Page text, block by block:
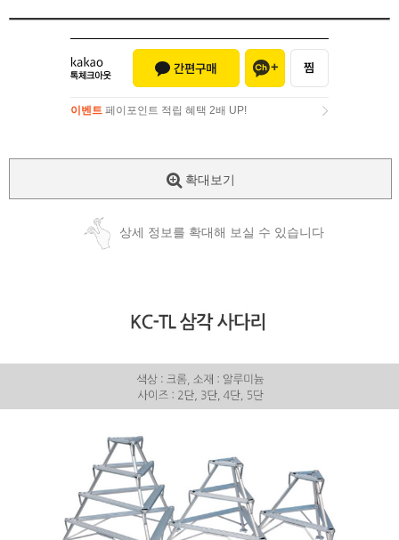
이벤트 페이포인트 적립 혜택 2배 UP!
확대보기
상세 정보를 확대해 보실 수 있습니다